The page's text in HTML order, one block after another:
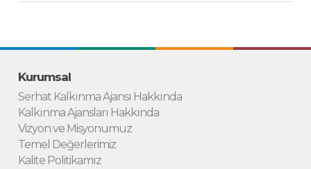
Kurumsal
Serhat Kalkınma Ajansı Hakkında
Kalkınma Ajansları Hakkında
Vizyon ve Misyonumuz
Temel Değerlerimiz
Kalite Politikamız